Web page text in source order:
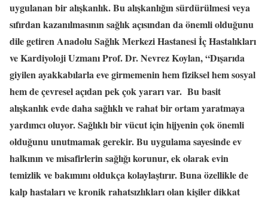
uygulanan bir alışkanlık. Bu alışkanlığın sürdürülmesi veya
sıfırdan kazanılmasının sağlık açısından da önemli olduğunu
dile getiren Anadolu Sağlık Merkezi Hastanesi İç Hastalıkları
ve Kardiyoloji Uzmanı Prof. Dr. Nevrez Koylan, “Dışarıda
giyilen ayakkabılarla eve girmemenin hem fiziksel hem sosyal
hem de çevresel açıdan pek çok yararı var. Bu basit
alışkanlık evde daha sağlıklı ve rahat bir ortam yaratmaya
yardımcı oluyor. Sağlıklı bir vücut için hijyenin çok önemli
olduğunu unutmamak gerekir. Bu uygulama sayesinde ev
halkının ve misafirlerin sağlığı korunur, ek olarak evin
temizlik ve bakımını oldukça kolaylaştırır. Buna özellikle de
kalp hastaları ve kronik rahatsızlıkları olan kişiler dikkat